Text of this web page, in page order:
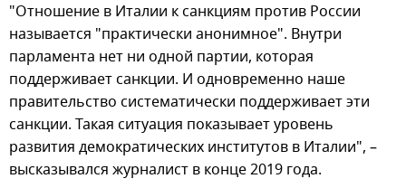
"Отношение в Италии к санкциям против России
называется "практически анонимное". Внутри
парламента нет ни одной партии, которая
поддерживает санкции. И одновременно наше
правительство систематически поддерживает эти
санкции. Такая ситуация показывает уровень
развития демократических институтов в Италии", –
высказывался журналист в конце 2019 года.